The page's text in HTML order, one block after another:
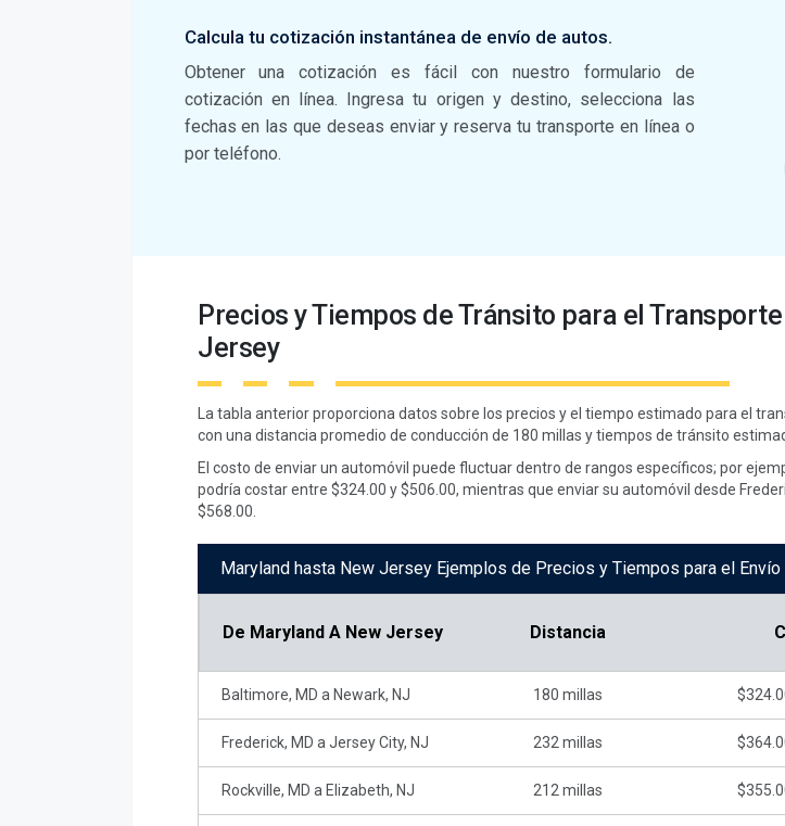
Calcula tu cotización instantánea de envío de autos.
Obtener una cotización es fácil con nuestro formulario de
cotización en línea. Ingresa tu origen y destino, selecciona las
fechas en las que deseas enviar y reserva tu transporte en línea o
por teléfono.
Precios y Tiempos de Tránsito para el
Jersey
La tabla anterior proporciona datos sobre los precios y el tiempo estimado para el
con una distancia promedio de conducción de 180 millas y tiempos de tránsito
El costo de enviar un automóvil puede fluctuar dentro de rangos específicos; por
podría costar entre $324.00 y $506.00, mientras que enviar su automóvil desde
$568.00.
Maryland hasta New Jersey Ejemplos de Precios y Tiempos para el
De Maryland A New Jersey Distancia
Baltimore, MD a Newark, NJ 180 millas
Frederick, MD a Jersey City, NJ 232 millas
Rockville, MD a Elizabeth, NJ 212 millas